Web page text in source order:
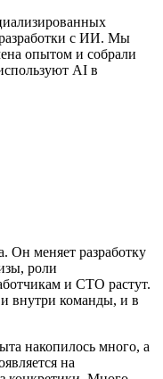
с ИИ. Мы
опытом и собрали
AI в
Он меняет разработку
роли
и CTO растут.
внутри команды, и в
накопилось много, а
на